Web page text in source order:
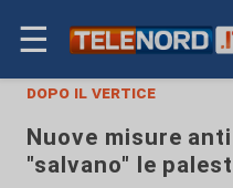
☰
dopo il vertice
Nuove misure
"salvano" le